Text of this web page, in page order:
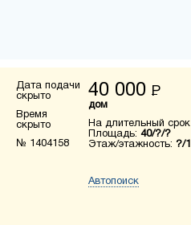
Дата подачи
скрыто
Время
скрыто
№ 1404158
40 000 Р
дом
На длительный срок
Площадь: 40/?/?
Этаж/этажность: ?/1
Автопоиск